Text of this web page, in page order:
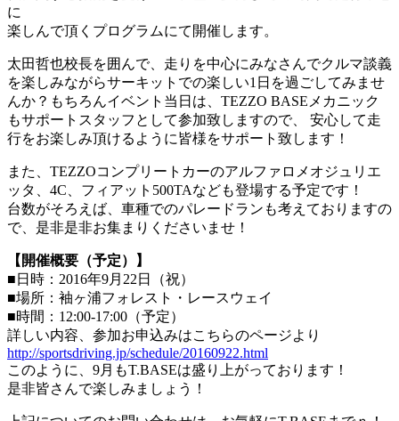
に
楽しんで頂くプログラムにて開催します。
太田哲也校長を囲んで、走りを中心にみなさんでクルマ談義
を楽しみながらサーキットでの楽しい1日を過ごしてみませ
んか？もちろんイベント当日は、TEZZO BASEメカニック
もサポートスタッフとして参加致しますので、 安心して走
行をお楽しみ頂けるように皆様をサポート致します！
また、TEZZOコンプリートカーのアルファロメオジュリエ
ッタ、4C、フィアット500TAなども登場する予定です！
台数がそろえば、車種でのパレードランも考えておりますの
で、是非是非お集まりくださいませ！
【開催概要（予定）】
■日時：2016年9月22日（祝）
■場所：袖ヶ浦フォレスト・レースウェイ
■時間：12:00-17:00（予定）
詳しい内容、参加お申込みはこちらのページより
http://sportsdriving.jp/schedule/20160922.html
このように、9月もT.BASEは盛り上がっております！
是非皆さんで楽しみましょう！